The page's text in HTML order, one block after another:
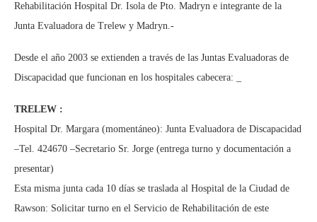
Rehabilitación Hospital Dr. Isola de Pto. Madryn e integrante de la
Junta Evaluadora de Trelew y Madryn.-
Desde el año 2003 se extienden a través de las Juntas Evaluadoras de
Discapacidad que funcionan en los hospitales cabecera: _
TRELEW :
Hospital Dr. Margara (momentáneo): Junta Evaluadora de Discapacidad
–Tel. 424670 –Secretario Sr. Jorge (entrega turno y documentación a
presentar)
Esta misma junta cada 10 días se traslada al Hospital de la Ciudad de
Rawson: Solicitar turno en el Servicio de Rehabilitación de este